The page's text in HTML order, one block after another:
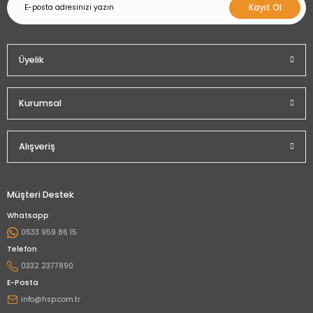
Kayıt Ol
Üyelik
Kurumsal
Alışveriş
Müşteri Destek
Whatsapp
0533 959 86 15
Telefon
0332 2377890
E-Posta
info@hsp.com.tr